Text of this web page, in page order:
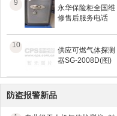
9
永华保险柜全国维
修售后服务电话
10
供应可燃气体探测
器SG-2008D(图)
防盗报警新品